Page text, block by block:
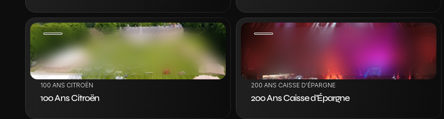
VOIR LE PROJET
100 ANS CITROËN
100 Ans Citroën
200 ANS CAISSE D'ÉPARGNE
200 Ans Caisse d'Épargne